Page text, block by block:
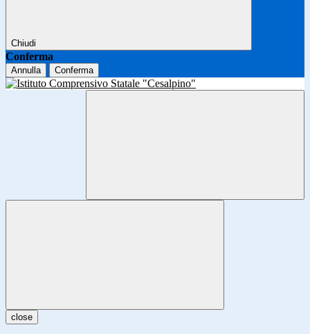
Chiudi
Conferma
Annulla Conferma
close